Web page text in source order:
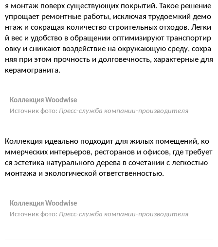
я монтаж поверх существующих покрытий. Такое решение
упрощает ремонтные работы, исключая трудоемкий демо
нтаж и сокращая количество строительных отходов. Легки
й вес и удобство в обращении оптимизируют транспортир
овку и снижают воздействие на окружающую среду, сохра
няя при этом прочность и долговечность, характерные для
керамогранита.
Коллекция Woodwise
Источник фото: Пресс-служба компании-производителя
Коллекция идеально подходит для жилых помещений, ко
ммерческих интерьеров, ресторанов и офисов, где требует
ся эстетика натурального дерева в сочетании с легкостью
монтажа и экологической ответственностью.
Коллекция Woodwise
Источник фото: Пресс-служба компании-производителя